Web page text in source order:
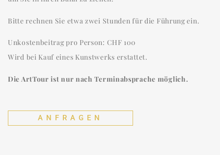
Bitte rechnen Sie etwa zwei Stunden für die Führung ein.
Unkostenbeitrag pro Person: CHF 100
Wird bei Kauf eines Kunstwerks erstattet.
Die ArtTour ist nur nach Terminabsprache möglich.
ANFRAGEN